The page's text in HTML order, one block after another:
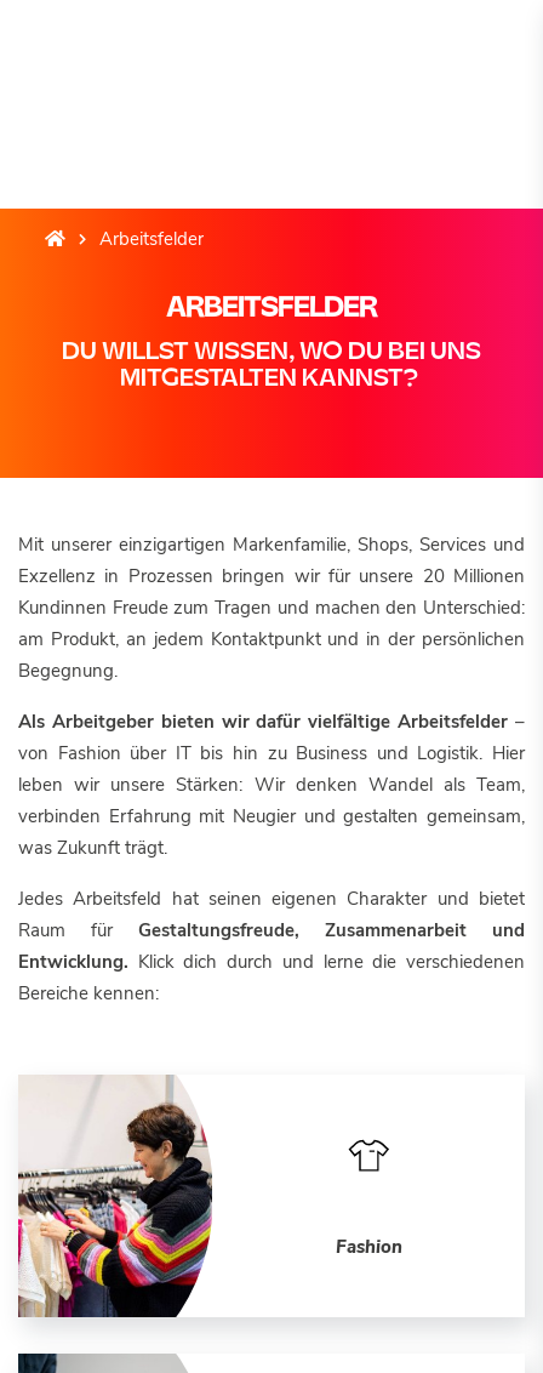
Arbeitsfelder
ARBEITSFELDER
DU WILLST WISSEN, WO DU BEI UNS
MITGESTALTEN KANNST?
Mit unserer einzigartigen Markenfamilie, Shops, Services und
Exzellenz in Prozessen bringen wir für unsere 20 Millionen
Kundinnen Freude zum Tragen und machen den Unterschied:
am Produkt, an jedem Kontaktpunkt und in der persönlichen
Begegnung.
Als Arbeitgeber bieten wir dafür vielfältige Arbeitsfelder –
von Fashion über IT bis hin zu Business und Logistik. Hier
leben wir unsere Stärken: Wir denken Wandel als Team,
verbinden Erfahrung mit Neugier und gestalten gemeinsam,
was Zukunft trägt.
Jedes Arbeitsfeld hat seinen eigenen Charakter und bietet
Raum für Gestaltungsfreude, Zusammenarbeit und
Entwicklung. Klick dich durch und lerne die verschiedenen
Bereiche kennen:
Fashion